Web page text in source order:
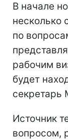
В начале
несколько
по
рабочим
будет
секретарь
Источник
вопросом,